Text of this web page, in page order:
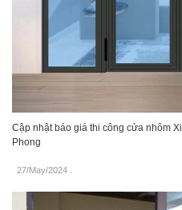
Cập nhật báo giá thi công cửa nhôm
Phong
27/May/2024